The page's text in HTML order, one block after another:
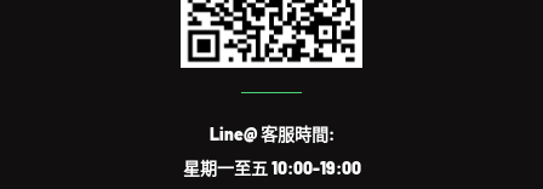
Line@ 客服時間:
星期一至五 10:00-19:00